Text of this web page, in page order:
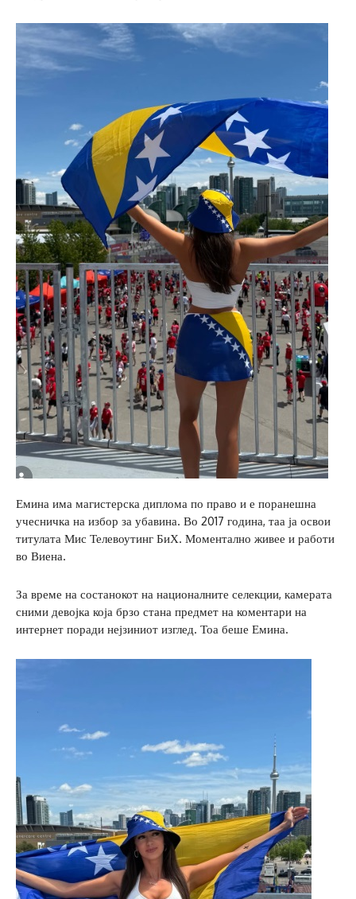
Емина има магистерска диплома по право и е поранешна
учесничка на избор за убавина. Во 2017 година, таа ја освои
титулата Мис Телевоутинг БиХ. Моментално живее и работи
во Виена.
За време на состанокот на националните селекции, камерата
сними девојка која брзо стана предмет на коментари на
интернет поради нејзиниот изглед. Тоа беше Емина.